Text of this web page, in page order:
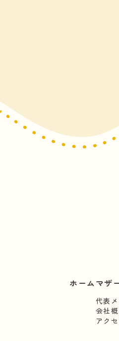
ホームマザ
代表
会社
アク